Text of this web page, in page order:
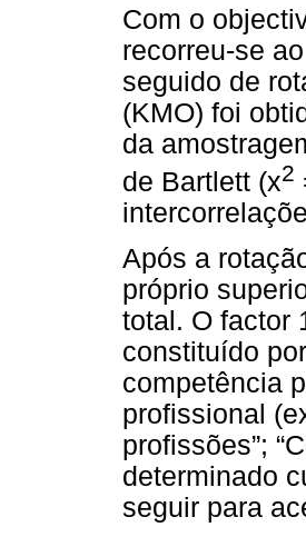
Com o
recorreu-se
seguido de
(KMO) foi
da
de Bartlett (x2
Após a
próprio
total. O factor
constituído
competência
profissional
profissões”;
determinado
seguir para